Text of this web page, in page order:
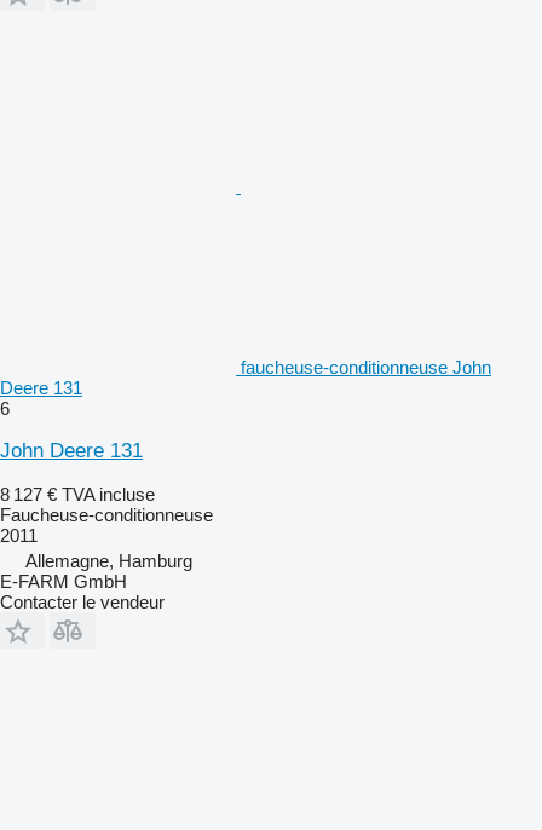
faucheuse-conditionneuse John
Deere 131
6
John Deere 131
8 127 € TVA incluse
Faucheuse-conditionneuse
2011
Allemagne, Hamburg
E-FARM GmbH
Contacter le vendeur